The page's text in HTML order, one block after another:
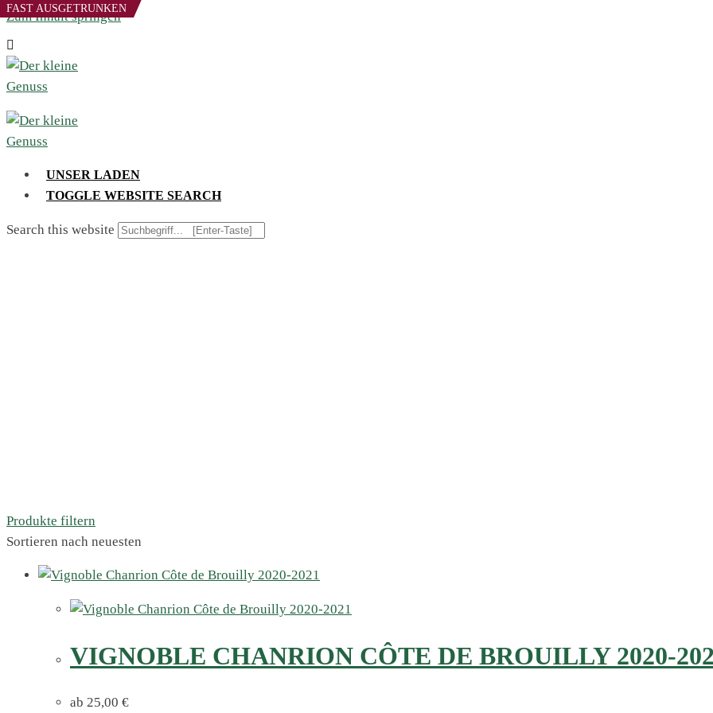
Zum Inhalt springen
UNSER LADEN
TOGGLE WEBSITE SEARCH
Search this website
Produkte filtern
Sortieren nach neuesten
FAST AUSGETRUNKEN
VIGNOBLE CHANRION CÔTE DE BROUILLY 2020-
ab 25,00 €